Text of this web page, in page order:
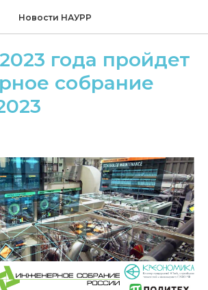
Новости НАУРР
года пройдет
собрание